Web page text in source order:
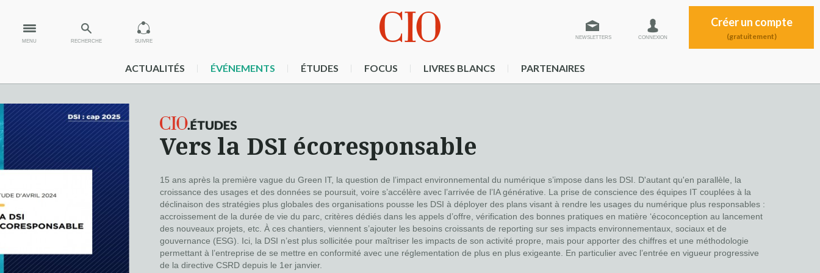
MENU RECHERCHE SUIVRE
NEWSLETTERS CONNEXION
Créer un compte
(gratuitement)
ACTUALITÉS ÉVÉNEMENTS ÉTUDES FOCUS LIVRES BLANCS PARTENAIRES
Vers la DSI écoresponsable
15 ans après la première vague du Green IT, la question de l’impact environnemental du numérique s’impose dans les DSI. D'autant qu'en parallèle, la
croissance des usages et des données se poursuit, voire s’accélère avec l’arrivée de l’IA générative. La prise de conscience des équipes IT couplées à la
déclinaison des stratégies plus globales des organisations pousse les DSI à déployer des plans visant à rendre les usages du numérique plus responsables :
accroissement de la durée de vie du parc, critères dédiés dans les appels d’offre, vérification des bonnes pratiques en matière ‘écoconception au lancement
des nouveaux projets, etc. À ces chantiers, viennent s’ajouter les besoins croissants de reporting sur ses impacts environnementaux, sociaux et de
gouvernance (ESG). Ici, la DSI n’est plus sollicitée pour maîtriser les impacts de son activité propre, mais pour apporter des chiffres et une méthodologie
permettant à l’entreprise de se mettre en conformité avec une réglementation de plus en plus exigeante. En particulier avec l’entrée en vigueur progressive
de la directive CSRD depuis le 1er janvier.